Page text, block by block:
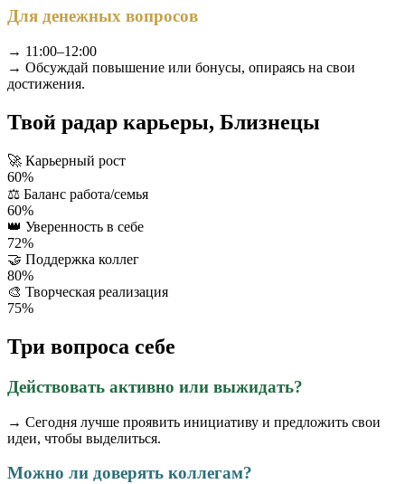
Для денежных вопросов
→ 11:00–12:00
→ Обсуждай повышение или бонусы, опираясь на свои
достижения.
Твой радар карьеры, Близнецы
🚀 Карьерный рост
60%
⚖️ Баланс работа/семья
60%
👑 Уверенность в себе
72%
🤝 Поддержка коллег
80%
🎨 Творческая реализация
75%
Три вопроса себе
Действовать активно или выжидать?
→ Сегодня лучше проявить инициативу и предложить свои
идеи, чтобы выделиться.
Можно ли доверять коллегам?